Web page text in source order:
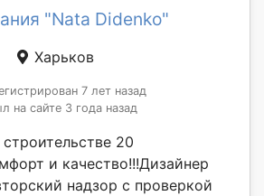
"Nata Didenko"
Харьков
7 лет назад
на сайте 3 года назад
20
и качество!!!Дизайнер
надзор с проверкой